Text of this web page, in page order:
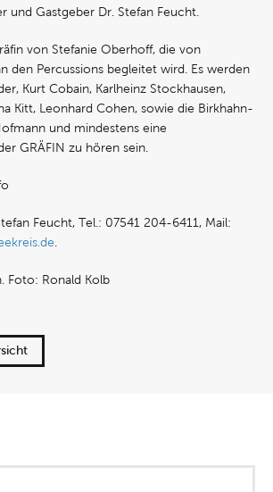
und Gastgeber Dr. Stefan Feucht.
von Stefanie Oberhoff, die von
den Percussions begleitet wird. Es werden
Kurt Cobain, Karlheinz Stockhausen,
Kitt, Leonhard Cohen, sowie die Birkhahn-
und mindestens eine
GRÄFIN zu hören sein.
Feucht, Tel.: 07541 204-6411, Mail:
.
Foto: Ronald Kolb